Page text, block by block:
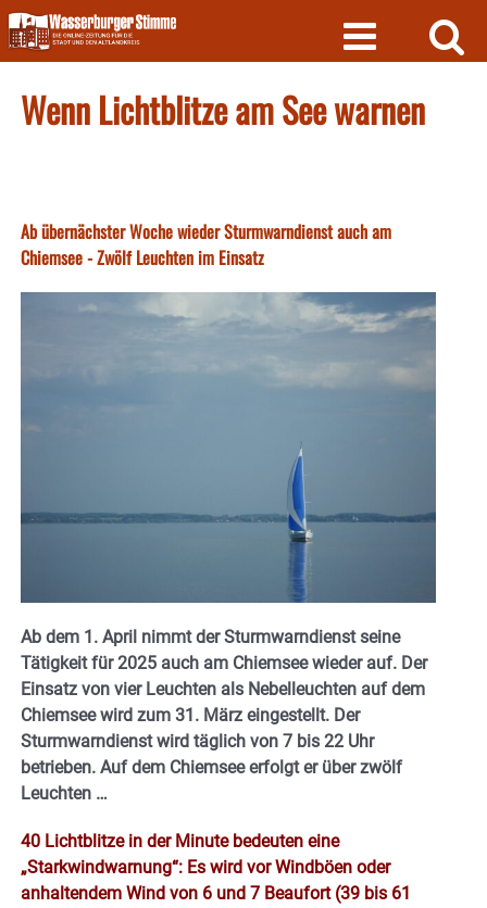
Skip
to
content
Wenn Lichtblitze am See warnen
Ab übernächster Woche wieder Sturmwarndienst auch am
Chiemsee - Zwölf Leuchten im Einsatz
Ab dem 1. April nimmt der Sturmwarndienst seine
Tätigkeit für 2025 auch am Chiemsee wieder auf. Der
Einsatz von vier Leuchten als Nebelleuchten auf dem
Chiemsee wird zum 31. März eingestellt. Der
Sturmwarndienst wird täglich von 7 bis 22 Uhr
betrieben. Auf dem Chiemsee erfolgt er über zwölf
Leuchten …
40 Lichtblitze in der Minute bedeuten eine
„Starkwindwarnung“: Es wird vor Windböen oder
anhaltendem Wind von 6 und 7 Beaufort (39 bis 61